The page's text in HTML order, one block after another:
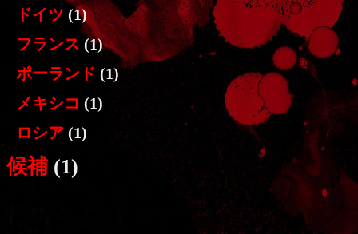
ドイツ (1)
フランス (1)
ポーランド (1)
メキシコ (1)
ロシア (1)
候補 (1)